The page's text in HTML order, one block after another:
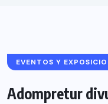
EVENTOS Y
Adompretur